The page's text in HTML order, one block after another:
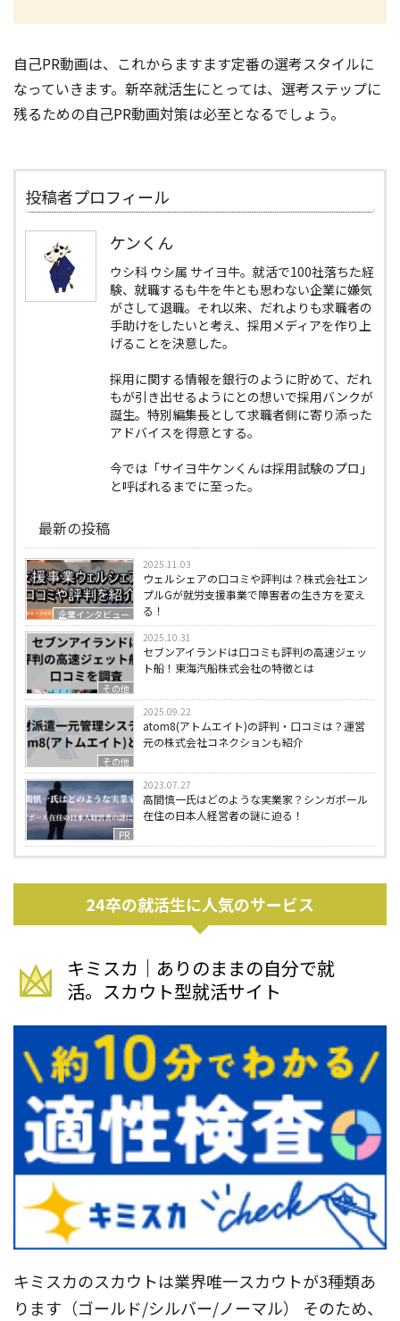
自己PR動画は、これからますます定番の選考スタイルに
なっていきます。新卒就活生にとっては、選考ステップに
残るための自己PR動画対策は必至となるでしょう。
投稿者プロフィール
ケンくん
ウシ科 ウシ属 サイヨ牛。就活で100社落ちた経
験、就職するも牛を牛とも思わない企業に嫌気
がさして退職。それ以来、だれよりも求職者の
手助けをしたいと考え、採用メディアを作り上
げることを決意した。
採用に関する情報を銀行のように貯めて、だれ
もが引き出せるようにとの想いで採用バンクが
誕生。特別編集長として求職者側に寄り添った
アドバイスを得意とする。
今では「サイヨ牛ケンくんは採用試験のプロ」
と呼ばれるまでに至った。
最新の投稿
企業インタビュー
2025.11.03
ウェルシェアの口コミや評判は？株式会社エン
プルGが就労支援事業で障害者の生き方を変え
る！
その他
2025.10.31
セブンアイランドは口コミも評判の高速ジェッ
ト船！東海汽船株式会社の特徴とは
その他
2025.09.22
atom8(アトムエイト)の評判・口コミは？運営
元の株式会社コネクションも紹介
PR
2023.07.27
高間慎一氏はどのような実業家？シンガポール
在住の日本人経営者の謎に迫る！
24卒の就活生に人気のサービス
キミスカ｜ありのままの自分で就
活。スカウト型就活サイト
キミスカのスカウトは業界唯一スカウトが3種類あ
ります（ゴールド/シルバー/ノーマル） そのため、